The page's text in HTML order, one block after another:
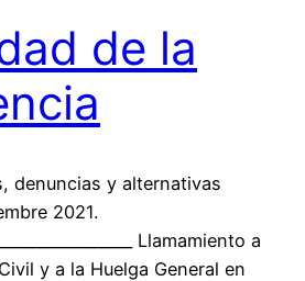
de la
denuncias y alternativas
2021.
Llamamiento a
y a la Huelga General en